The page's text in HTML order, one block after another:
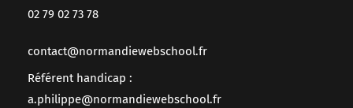
02 79 02 73 78
contact@normandiewebschool.fr
Référent handicap :
a.philippe@normandiewebschool.fr